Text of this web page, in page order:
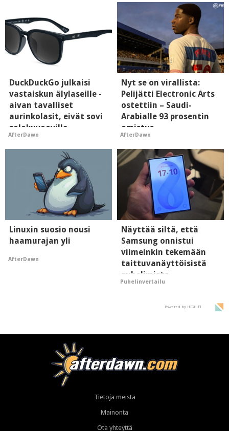
DuckDuckGo julkaisi
vastaiskun älylaseille -
aivan tavalliset
aurinkolasit, eivät sovi
salakuvaaville
hyypiöille
AfterDawn
Nyt se on virallista:
Pelijätti Electronic Arts
ostettiin – Saudi-
Arabialle 93 prosentin
omistus
AfterDawn
Linuxin suosio nousi
haamurajan yli
AfterDawn
Näyttää siltä, että
Samsung onnistui
viimeinkin tekemään
taittuvanäyttöisistä
puhelimista
supersuosittuja
Puhelinvertailu
Powered by HIGH.FI
Tietoja meistä
Mainonta
Ota yhteyttä